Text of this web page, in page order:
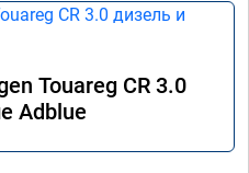
Touareg CR 3.0
Adblue